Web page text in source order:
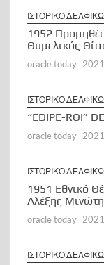
ΙΣΤΟΡΙΚΟ
1952
Θυμελικός
oracle today
ΙΣΤΟΡΙΚΟ
“EDIPE-ROI”
oracle today
ΙΣΤΟΡΙΚΟ
1951 Εθνικό
Αλέξης
oracle today
ΙΣΤΟΡΙΚΟ